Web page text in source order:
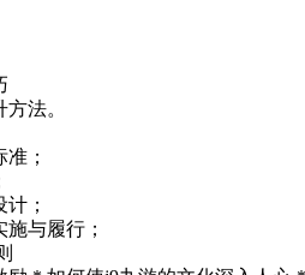
法。
；
；
与履行；